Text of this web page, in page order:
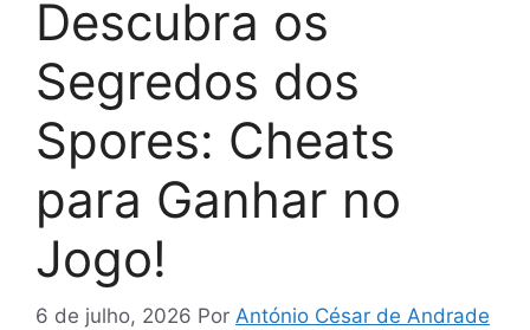
Descubra os
Segredos dos
Spores: Cheats
para Ganhar no
Jogo!
6 de julho, 2026 Por António César de Andrade